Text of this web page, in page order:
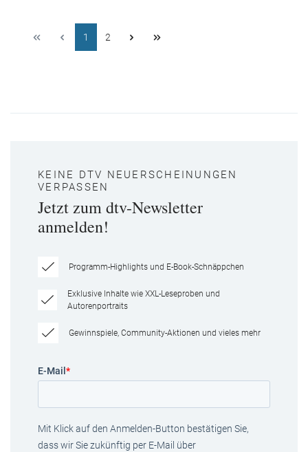
1 2
KEINE DTV NEUERSCHEINUNGEN
VERPASSEN
Jetzt zum dtv-Newsletter
anmelden!
Programm-Highlights und E-Book-Schnäppchen
Exklusive Inhalte wie XXL-Leseproben und
Autorenportraits
Gewinnspiele, Community-Aktionen und vieles mehr
E-Mail *
Mit Klick auf den Anmelden-Button bestätigen Sie,
dass wir Sie zukünftig per E-Mail über